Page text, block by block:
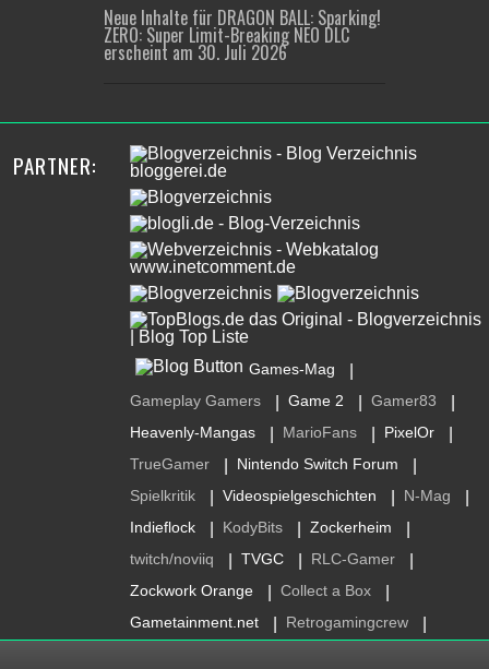
Neue Inhalte für DRAGON BALL: Sparking!
ZERO: Super Limit-Breaking NEO DLC
erscheint am 30. Juli 2026
PARTNER:
Games-Mag
Gameplay Gamers Game 2 Gamer83
Heavenly-Mangas MarioFans PixelOr
TrueGamer Nintendo Switch Forum
Spielkritik Videospielgeschichten N-Mag
Indieflock KodyBits Zockerheim
twitch/noviiq TVGC RLC-Gamer
Zockwork Orange Collect a Box
Gametainment.net Retrogamingcrew